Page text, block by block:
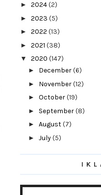
► 2024(2)
► 2023 (5)
► 2022 (13)
► 2021 (38)
▼ 2020 (147)
► December(6)
► November(12)
►October(19)
► September(8)
►August(7)
►July(5)
15 Resipi Masakan
Ketahui 5 Tahap